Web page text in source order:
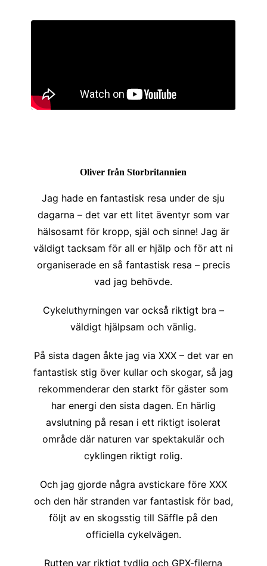
Oliver från Storbritannien
Jag hade en fantastisk resa under de sju
dagarna – det var ett litet äventyr som var
hälsosamt för kropp, själ och sinne! Jag är
väldigt tacksam för all er hjälp och för att ni
organiserade en så fantastisk resa – precis
vad jag behövde.
Cykeluthyrningen var också riktigt bra –
väldigt hjälpsam och vänlig.
På sista dagen åkte jag via XXX – det var en
fantastisk stig över kullar och skogar, så jag
rekommenderar den starkt för gäster som
har energi den sista dagen. En härlig
avslutning på resan i ett riktigt isolerat
område där naturen var spektakulär och
cyklingen riktigt rolig.
Och jag gjorde några avstickare före XXX
och den här stranden var fantastisk för bad,
följt av en skogsstig till Säffle på den
officiella cykelvägen.
Rutten var riktigt tydlig och GPX-filerna